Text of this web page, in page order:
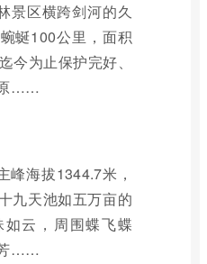
景区横跨剑河的久
蜒100公里，面积
今为止保护完好、
原……
峰海拔1344.7米，
九天池如五万亩的
云，周围蝶飞蝶
芳……